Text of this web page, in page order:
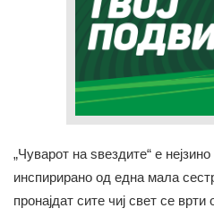
„Чуварот на ѕвездите“ е
инспирирано од една мала
пронајдат сите чиј свет се